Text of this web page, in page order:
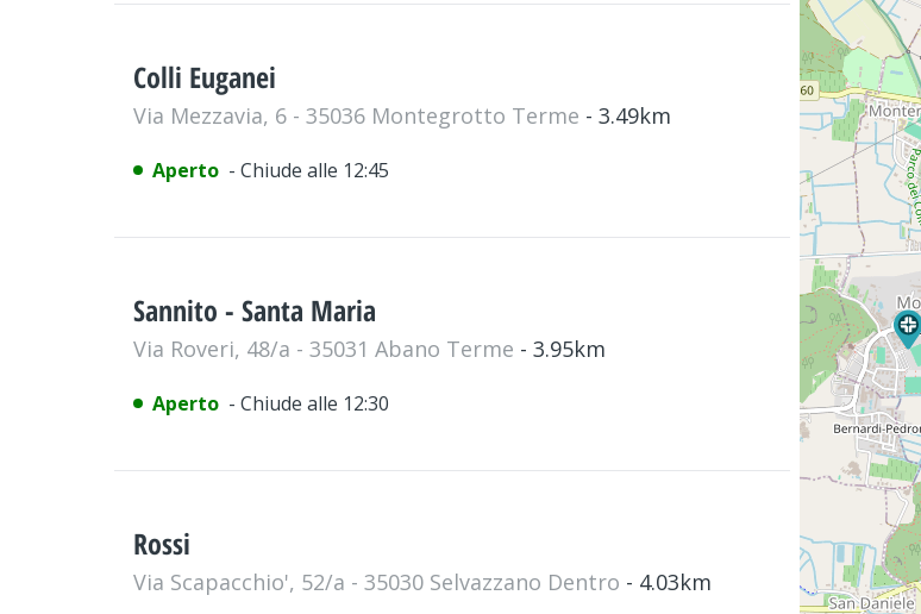
Colli Euganei
Via Mezzavia, 6 - 35036 Montegrotto Terme - 3.49km
Aperto - Chiude alle 12:45
Sannito - Santa Maria
Via Roveri, 48/a - 35031 Abano Terme - 3.95km
Aperto - Chiude alle 12:30
Rossi
Via Scapacchio', 52/a - 35030 Selvazzano Dentro - 4.03km